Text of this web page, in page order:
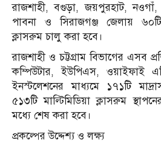
রাজশাহী, বগুড়া, জয়পুরহাট, নওগাঁ,
পাবনা ও সিরাজগঞ্জ জেলায় ৬০টি
ক্লাসরুম চালু করা হবে।
রাজশাহী ও চট্টগ্রাম বিভাগের এসব
কম্পিউটার, ইউপিএস, ওয়াইফাই
ইনস্টলেশনের মাধ্যমে ১৭১টি
৫১৩টি মাল্টিমিডিয়া ক্লাসরুম
মধ্যে শেষ করা হবে।
প্রকল্পের উদ্দেশ্য ও লক্ষ্য